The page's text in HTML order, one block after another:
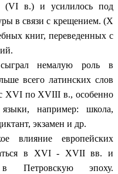
(VI в.) и усилилось под
в связи с крещением. (X
книг, переведенных с
немалую роль в
всего латинских слов
XVI по XVIII в., особенно
например: школа,
экзамен и др.
влияние европейских
в XVI - XVII вв. и
в Петровскую эпоху.